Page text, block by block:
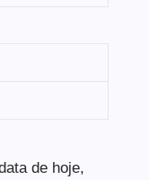
de hoje,